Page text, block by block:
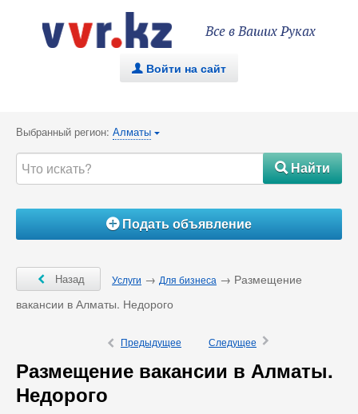
Все в Ваших Руках
. Войти на сайт
Выбранный регион: Алматы {
#Найти
ÁПодать объявление
Ô Назад Услуги → Для бизнеса → Размещение
вакансии в Алматы. Недорого
ÔПредыдущее ×
Следущее
Размещение вакансии в Алматы.
Недорого